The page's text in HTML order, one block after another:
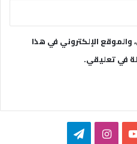
الإلكتروني في هذا
في تعليقي.
‫YouTubeانستقرامتيلقرام